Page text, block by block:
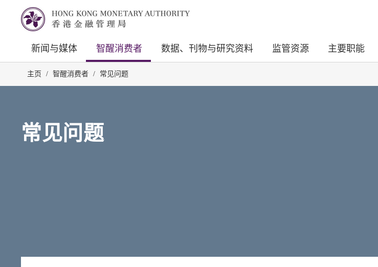
新闻与媒体 智醒消费者 数据、刊物与研究资料 监管资源 主要职能
主页 / 智醒消费者 / 常见问题
常见问题